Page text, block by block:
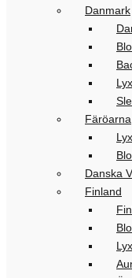
Danmark
Färöarna
Danska
Finland